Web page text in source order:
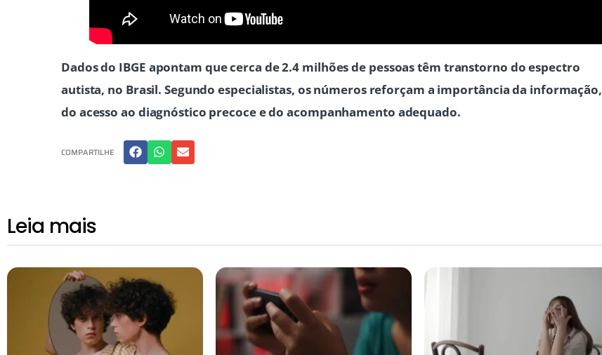
Dados do IBGE apontam que cerca de 2.4 milhões de pessoas têm transtorno do espectro
autista, no Brasil. Segundo especialistas, os números reforçam a importância da informação,
do acesso ao diagnóstico precoce e do acompanhamento adequado.
COMPARTILHE
Leia mais